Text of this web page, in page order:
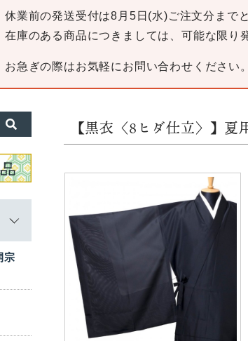
休業前の発送受付は8月5日(水)ご注文分まで
在庫のある商品につきましては、可能な限り
お急ぎの際はお気軽にお問い合わせください。
【黒衣〈8ヒダ仕立〉】夏
宗